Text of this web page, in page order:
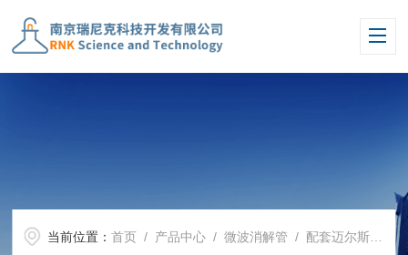
当前位置：首页 / 产品中心 /微波消解管 /配套迈尔斯通微波消解罐